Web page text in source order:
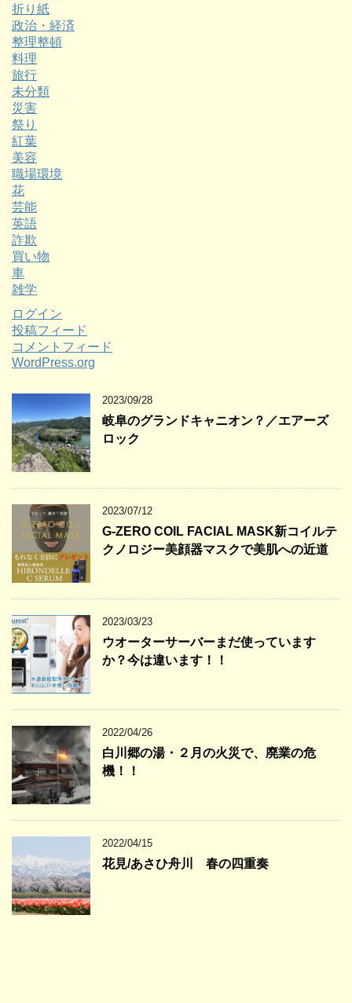
折り紙
政治・経済
整理整頓
料理
旅行
未分類
災害
祭り
紅葉
美容
職場環境
花
芸能
英語
詐欺
買い物
車
雑学
ログイン
投稿フィード
コメントフィード
WordPress.org
2023/09/28
岐阜のグランドキャニオン？／エアーズ
ロック
2023/07/12
G-ZERO COIL FACIAL MASK新コイルテ
クノロジー美顔器マスクで美肌への近道
2023/03/23
ウオーターサーバーまだ使っています
か？今は違います！！
2022/04/26
白川郷の湯・２月の火災で、廃業の危
機！！
2022/04/15
花見/あさひ舟川 春の四重奏